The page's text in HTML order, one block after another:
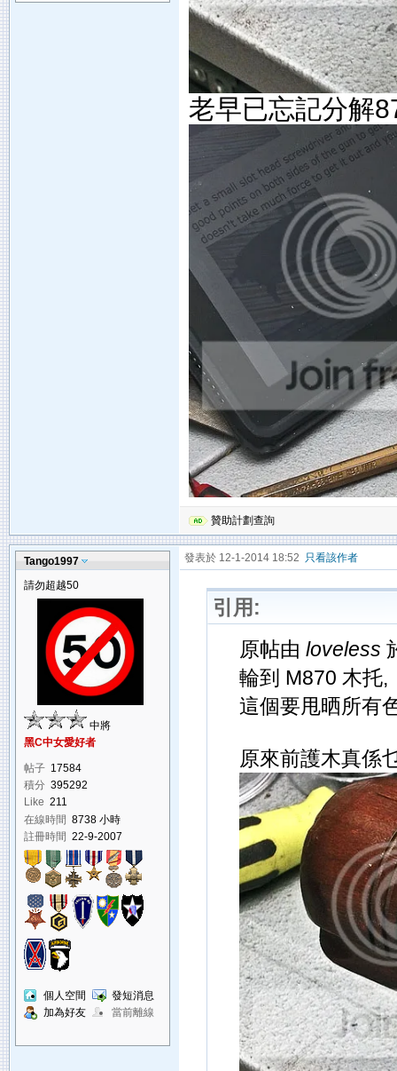
老早已忘記分解
贊助計劃查詢
Tango1997
請勿超越50
中將
黑C中女愛好者
帖子 17584
積分 395292
Like 211
在線時間 8738 小時
註冊時間 22-9-2007
個人空間
發短消息
加為好友
當前離線
發表於 12-1-2014 18:52 只看該作者
引用:
原帖由 loveless
輪到 M870 木托,
這個要甩晒所有
原來前護木真係